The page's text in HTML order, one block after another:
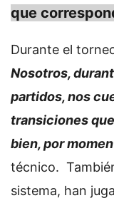
que
Durante el
Nosotros,
partidos, nos
transiciones
bien, por
técnico.
sistema, han